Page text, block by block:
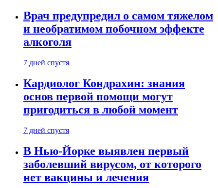
Врач предупредил о самом тяжелом
и необратимом побочном эффекте
алкоголя
7 дней спустя
Кардиолог Кондрахин: знания
основ первой помощи могут
пригодиться в любой момент
7 дней спустя
В Нью-Йорке выявлен первый
заболевший вирусом, от которого
нет вакцины и лечения